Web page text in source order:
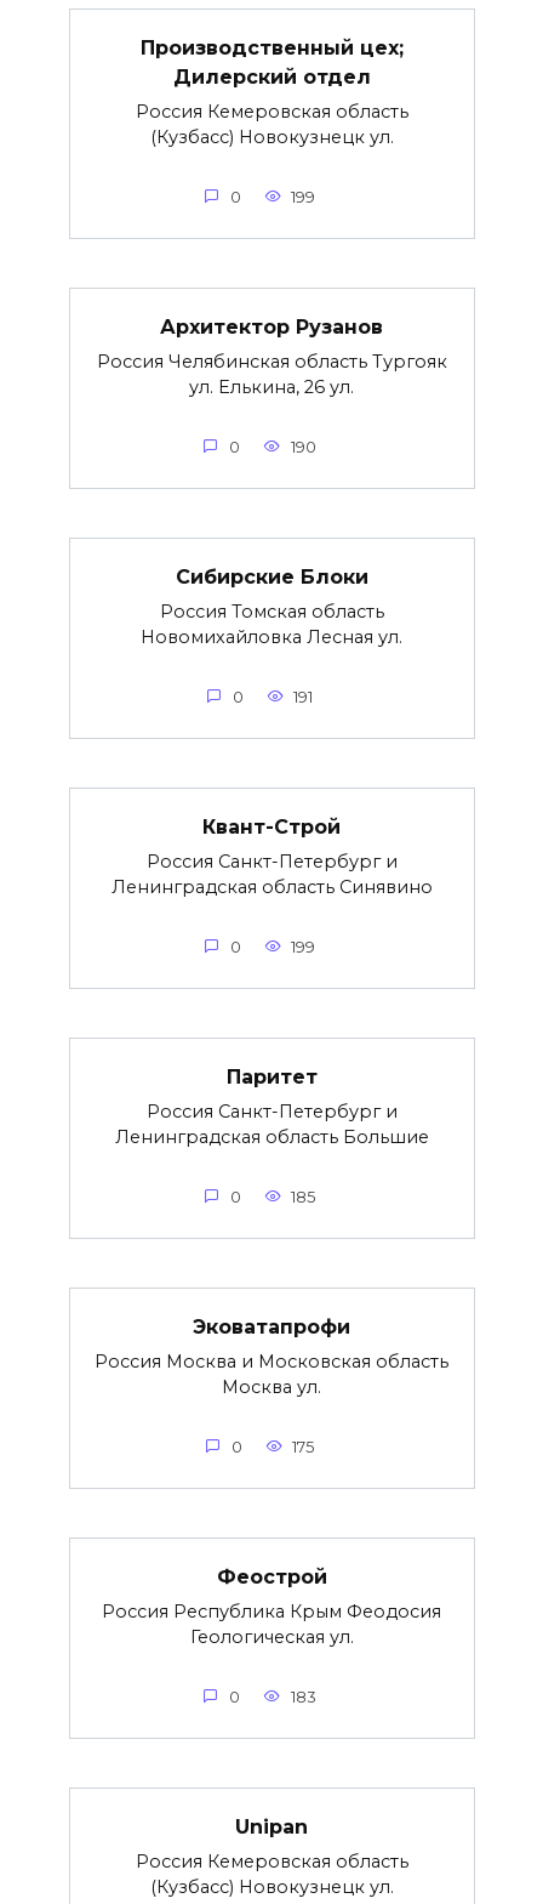
Производственный цех;
Дилерский отдел
Россия Кемеровская область
(Кузбасс) Новокузнецк ул.
0 199
Архитектор Рузанов
Россия Челябинская область Тургояк
ул. Елькина, 26 ул.
0 190
Сибирские Блоки
Россия Томская область
Новомихайловка Лесная ул.
0 191
Квант-Строй
Россия Санкт-Петербург и
Ленинградская область Синявино
0 199
Паритет
Россия Санкт-Петербург и
Ленинградская область Большие
0 185
Эковатапрофи
Россия Москва и Московская область
Москва ул.
0 175
Феострой
Россия Республика Крым Феодосия
Геологическая ул.
0 183
Unipan
Россия Кемеровская область
(Кузбасс) Новокузнецк ул.